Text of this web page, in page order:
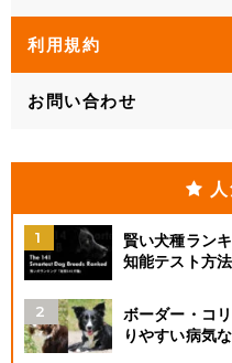
利用規約
お問い合わせ
賢い犬種ラン
知能テスト方
ボーダー・コ
りやすい病気